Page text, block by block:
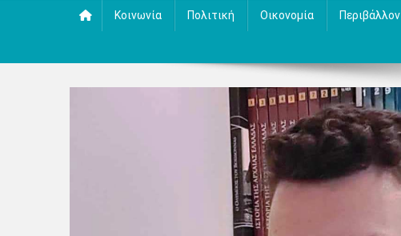
Κοινωνία Πολιτική Οικονομία Περιβάλλον